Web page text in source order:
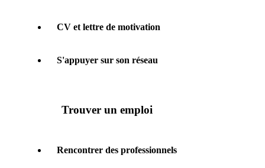
CV et lettre de motivation
S'appuyer sur son réseau
Trouver un emploi
Rencontrer des professionnels